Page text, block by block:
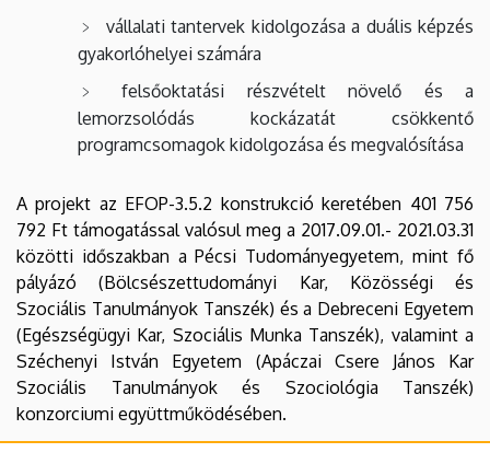
vállalati tantervek kidolgozása a duális képzés
gyakorlóhelyei számára
felsőoktatási részvételt növelő és a
lemorzsolódás kockázatát csökkentő
programcsomagok kidolgozása és megvalósítása
A projekt az EFOP-3.5.2 konstrukció keretében 401 756
792 Ft támogatással valósul meg a 2017.09.01.- 2021.03.31
közötti időszakban a Pécsi Tudományegyetem, mint fő
pályázó (Bölcsészettudományi Kar, Közösségi és
Szociális Tanulmányok Tanszék) és a Debreceni Egyetem
(Egészségügyi Kar, Szociális Munka Tanszék), valamint a
Széchenyi István Egyetem (Apáczai Csere János Kar
Szociális Tanulmányok és Szociológia Tanszék)
konzorciumi együttműködésében.